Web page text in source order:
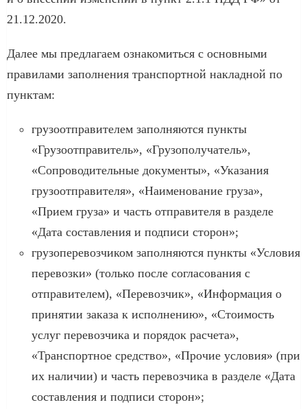
21.12.2020.
Далее мы предлагаем ознакомиться с основными
правилами заполнения транспортной накладной по
пунктам:
грузоотправителем заполняются пункты
«Грузоотправитель», «Грузополучатель»,
«Сопроводительные документы», «Указания
грузоотправителя», «Наименование груза»,
«Прием груза» и часть отправителя в разделе
«Дата составления и подписи сторон»;
грузоперевозчиком заполняются пункты «Условия
перевозки» (только после согласования с
отправителем), «Перевозчик», «Информация о
принятии заказа к исполнению», «Стоимость
услуг перевозчика и порядок расчета»,
«Транспортное средство», «Прочие условия» (при
их наличии) и часть перевозчика в разделе «Дата
составления и подписи сторон»;